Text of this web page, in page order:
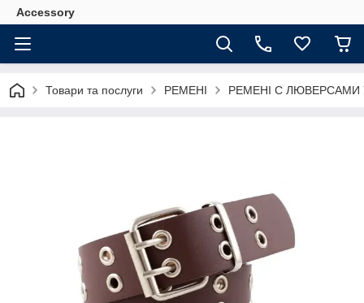
Accessory
Товари та послуги РЕМЕНІ РЕМЕНІ С ЛЮВЕРСАМИ